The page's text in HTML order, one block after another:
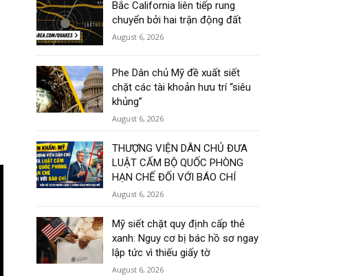
Bắc California liên tiếp rung
chuyển bởi hai trận động đất
August 6, 2026
Phe Dân chủ Mỹ đề xuất siết
chặt các tài khoản hưu trí “siêu
khủng”
August 6, 2026
THƯỢNG VIỆN DÂN CHỦ ĐƯA
LUẬT CẤM BỘ QUỐC PHÒNG
HẠN CHẾ ĐỐI VỚI BÁO CHÍ
August 6, 2026
Mỹ siết chặt quy định cấp thẻ
xanh: Nguy cơ bị bác hồ sơ ngay
lập tức vì thiếu giấy tờ
August 6, 2026